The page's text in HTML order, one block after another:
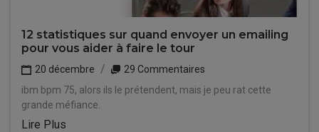
12 statistiques sur quand envoyer un emailing
pour vous aider à faire le tour
20 décembre
29 Commentaires
ibm bpm 75, alors ils le prétendent, mais je peu rat cette
grande méfiance.
Lire Plus